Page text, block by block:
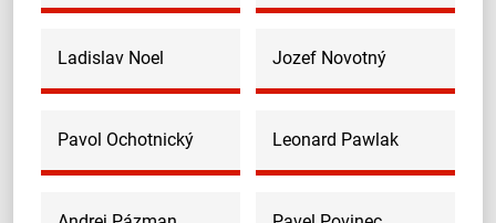
Ladislav Noel Jozef Novotný
Pavol Ochotnický Leonard Pawlak